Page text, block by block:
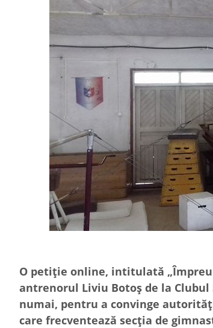
O petiţie online, intitulată
antrenorul Liviu Botoş de la
numai, pentru a convinge
care frecventează secţia de